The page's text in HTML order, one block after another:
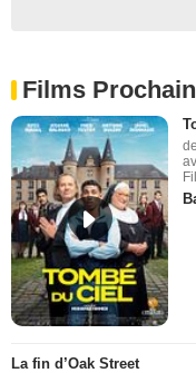
Films
La fin d’Oak Street